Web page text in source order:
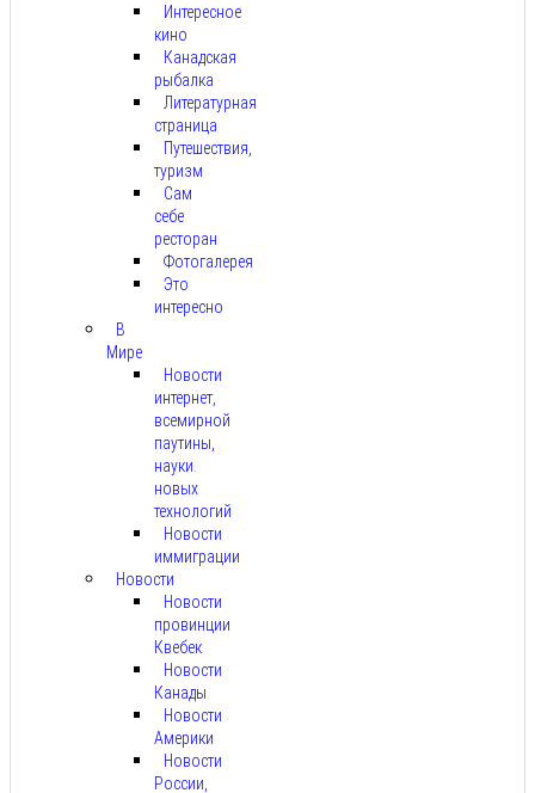
Интересное
кино
Канадская
рыбалка
Литературная
страница
Путешествия,
туризм
Сам
себе
ресторан
Фотогалерея
Это
интересно
В
Мире
Новости
интернет,
всемирной
паутины,
науки.
новых
технологий
Новости
иммиграции
Новости
Новости
провинции
Квебек
Новости
Канады
Новости
Америки
Новости
России,